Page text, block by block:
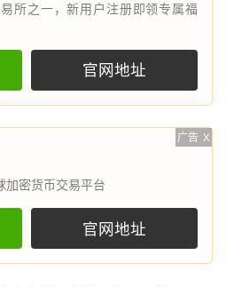
所之一，新用户注册即领专属福
官网地址
广告 X
加密货币交易平台
官网地址